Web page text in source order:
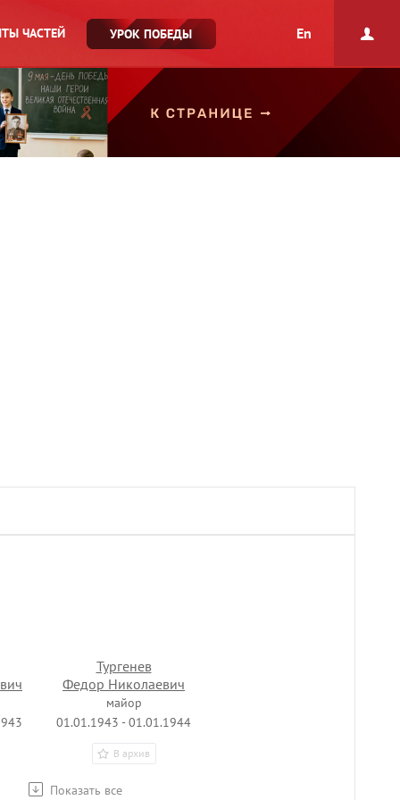
ЧАСТЕЙ УРОК ПОБЕДЫ En
Показать все
Тургенев
Федор Николаевич
майор
01.01.1943 - 01.01.1944
В архив